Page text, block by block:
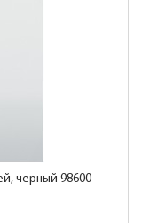
черный 98600